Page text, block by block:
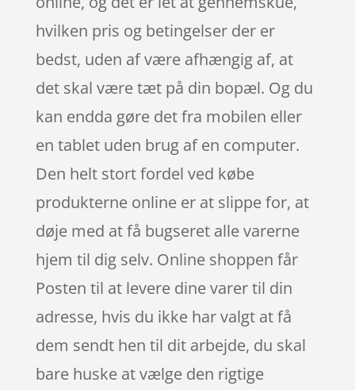
hvilken pris og betingelser der er
bedst, uden af være afhængig af, at
det skal være tæt på din bopæl. Og du
kan endda gøre det fra mobilen eller
en tablet uden brug af en computer.
Den helt stort fordel ved købe
produkterne online er at slippe for, at
døje med at få bugseret alle varerne
hjem til dig selv. Online shoppen får
Posten til at levere dine varer til din
adresse, hvis du ikke har valgt at få
dem sendt hen til dit arbejde, du skal
bare huske at vælge den rigtige